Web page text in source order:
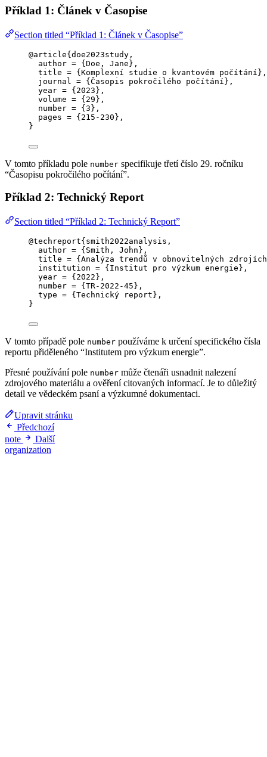
Příklad 1: Článek v Časopise
Section titled “Příklad 1: Článek v Časopise”
@article{doe2023study,
author = { Doe, Jane } ,
title = { Komplexní studie o kvantovém počítání } ,
journal
= { Časopis pokročilého počítání } ,
year = { 2023 } ,
volume = { 29 } ,
number = { 3 } ,
pages = { 215-230 } ,
}
V tomto příkladu pole number specifikuje třetí číslo 29. ročníku
“Časopisu pokročilého počítání”.
Příklad 2: Technický Report
Section titled “Příklad 2: Technický Report”
@techreport{smith2022analysis,
author = { Smith, John } ,
title = { Analýza trendů v obnovitelných
institution = { Institut pro výzkum energie } ,
year = { 2022 } ,
number = { TR-2022-45 } ,
type = { Technický report } ,
}
V tomto případě pole number používáme k určení specifického čísla
reportu přiděleného “Institutem pro výzkum energie”.
Přesné používání pole number může čtenáři usnadnit nalezení
zdrojového materiálu a ověření citovaných informací. Je to důležitý
detail ve vědeckém psaní a výzkumné dokumentaci.
Upravit stránku
Předchozí
note
Další
organization